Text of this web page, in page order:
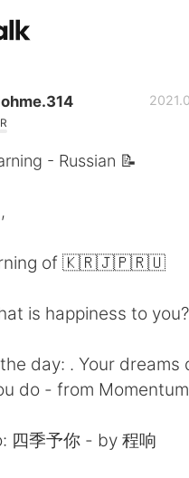
简体中文
Español
Français
- Russian 📝
of 🇰🇷🇯🇵🇷🇺
is happiness to you?
day: . Your dreams
do - from Momentum
四季予你 - by 程响